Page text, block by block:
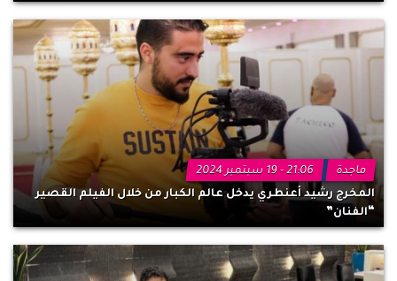
ماجدة
21:06 - 19 سبتمبر 2024
المخرج رشيد أعنطري يدخل عالم الكبار من خلال الفيلم القصير
“الفنان”